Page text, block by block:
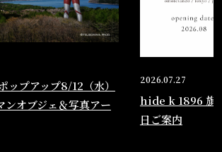
ップアップ8/12（水）
ンオブジェ＆写真アー
2026.07.27
hide k 1896 旗
日ご案内